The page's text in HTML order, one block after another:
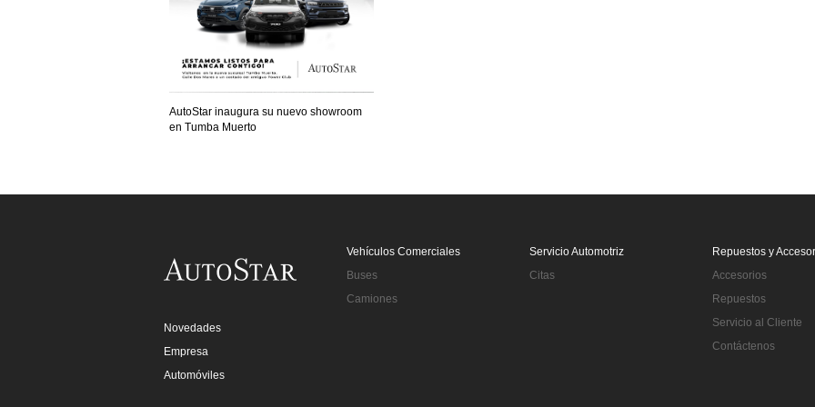
AutoStar inaugura su nuevo showroom
en Tumba Muerto
Novedades
Empresa
Automóviles
Vehículos Comerciales
Buses
Camiones
Servicio Automotriz
Citas
Repuestos y
Accesorios
Repuestos
Servicio al Cliente
Contáctenos